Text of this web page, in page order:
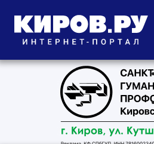
Следите за новостями: